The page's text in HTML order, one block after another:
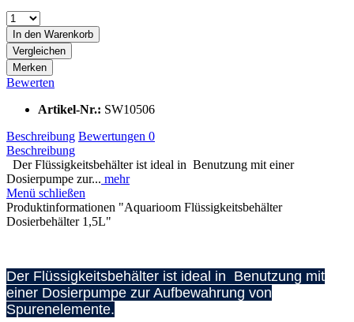
In den Warenkorb
Vergleichen
Merken
Bewerten
Artikel-Nr.: SW10506
Beschreibung Bewertungen 0
Beschreibung
Der Flüssigkeitsbehälter ist ideal in Benutzung mit einer
Dosierpumpe zur... mehr
Menü schließen
Produktinformationen "Aquarioom Flüssigkeitsbehälter
Dosierbehälter 1,5L"
Der Flüssigkeitsbehälter ist ideal in Benutzung mit
einer Dosierpumpe zur Aufbewahrung von
Spurenelemente.